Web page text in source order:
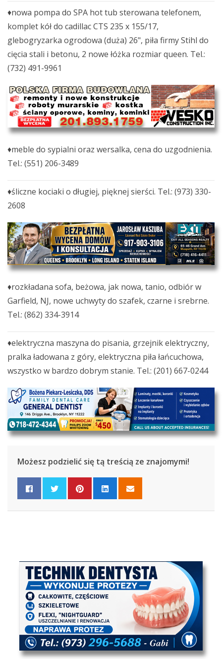
♦nowa pompa do SPA hot tub sterowana telefonem,
komplet kół do cadillac CTS 235 x 155/17,
glebogryzarka ogrodowa (duża) 26", piła firmy Stihl do
cięcia stali i betonu, 2 nowe łóżka rozmiar queen. Tel.:
(732) 491-9961
♦meble do sypialni oraz wersalka, cena do uzgodnienia.
Tel.: (551) 206-3489
♦śliczne kociaki o długiej, pięknej sierści. Tel.: (973) 330-
2608
♦rozkładana sofa, beżowa, jak nowa, tanio, odbiór w
Garfield, NJ, nowe uchwyty do szafek, czarne i srebrne.
Tel.: (862) 334-3914
♦elektryczna maszyna do pisania, grzejnik elektryczny,
pralka ładowana z góry, elektryczna piła łańcuchowa,
wszystko w bardzo dobrym stanie. Tel.: (201) 667-0244
Możesz podzielić się tą treścią ze znajomymi!